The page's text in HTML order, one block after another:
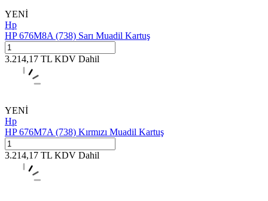
YENİ
Hp
HP 676M8A (738) Sarı Muadil Kartuş
3.214,17 TL KDV Dahil
YENİ
Hp
HP 676M7A (738) Kırmızı Muadil Kartuş
3.214,17 TL KDV Dahil